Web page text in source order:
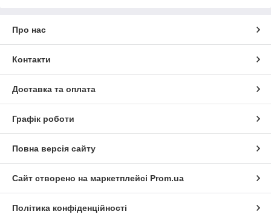
Про нас
Контакти
Доставка та оплата
Графік роботи
Повна версія сайту
Сайт створено на маркетплейсі Prom.ua
Політика конфіденційності